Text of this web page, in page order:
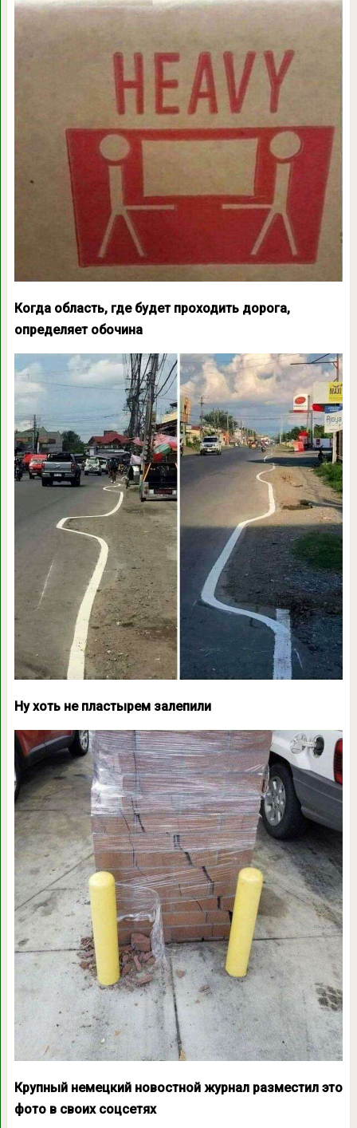
Когда область, где будет проходить дорога,
определяет обочина
Ну хоть не пластырем залепили
Крупный немецкий новостной журнал разместил это
фото в своих соцсетях